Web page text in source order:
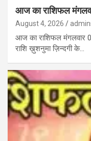
आज का राशिफल
August 4, 2026
आज का राशिफल मंगलवार
राशि ख़ुशनुमा ज़िन्दगी के…